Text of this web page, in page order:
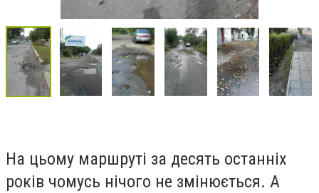
На цьому маршруті за десять останніх
років чомусь нічого не змінюється. А